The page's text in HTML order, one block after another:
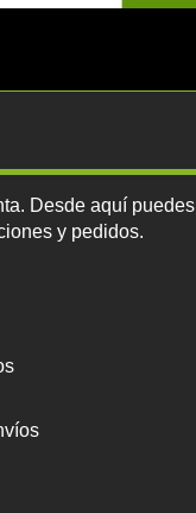
Desde aquí puedes
y pedidos.